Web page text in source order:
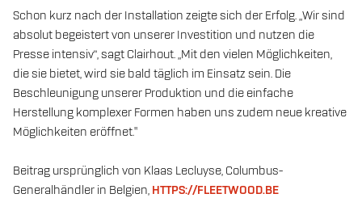
Schon kurz nach der Installation zeigte sich der Erfolg. „Wir sind
absolut begeistert von unserer Investition und nutzen die
Presse intensiv“, sagt Clairhout. „Mit den vielen Möglichkeiten,
die sie bietet, wird sie bald täglich im Einsatz sein. Die
Beschleunigung unserer Produktion und die einfache
Herstellung komplexer Formen haben uns zudem neue kreative
Möglichkeiten eröffnet."
Beitrag ursprünglich von Klaas Lecluyse, Columbus-
Generalhändler in Belgien, HTTPS://FLEETWOOD.BE